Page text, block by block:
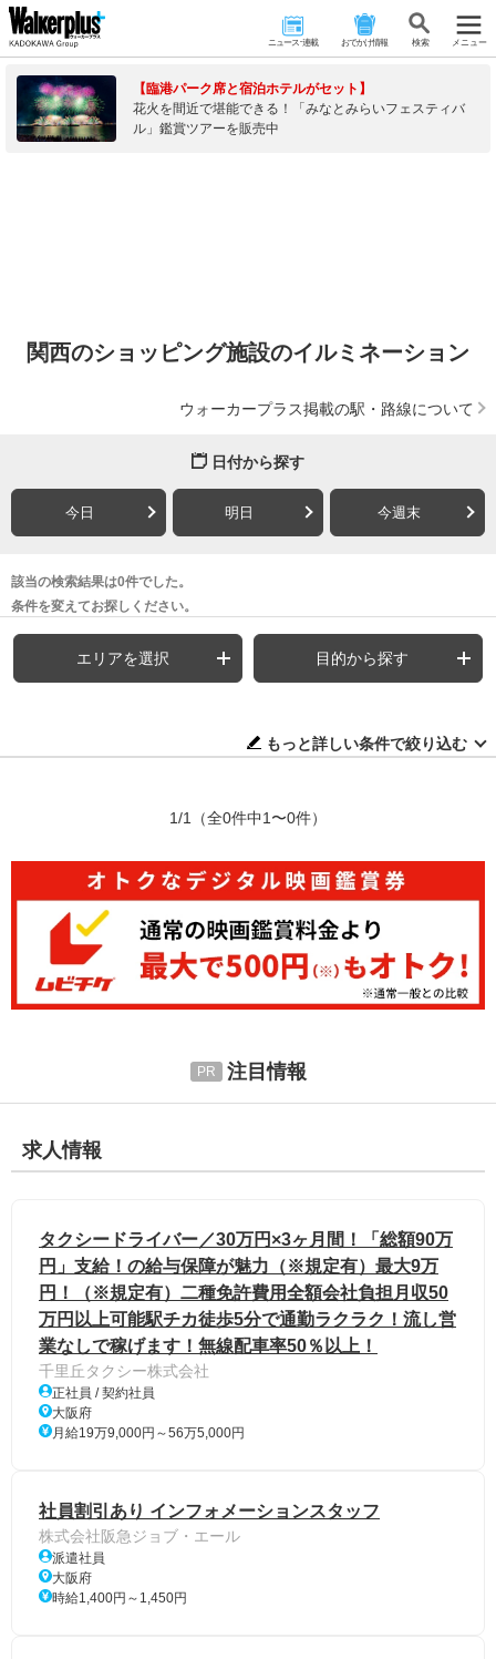
ニュース･連載 おでかけ情報 検 索 メニュー
【臨港パーク席と宿泊ホテルがセット】
花火を間近で堪能できる！「みなとみらいフェスティバ
ル」鑑賞ツアーを販売中
関西のショッピング施設のイルミネーション
ウォーカープラス掲載の駅・路線について
日付から探す
今日 明日 今週末
該当の検索結果は0件でした。
条件を変えてお探しください。
エリアを選択 目的から探す
もっと詳しい条件で絞り込む
1/1 （全0件中1〜0件）
注目情報
求人情報
タクシードライバー／30万円×3ヶ月間！「総額90万
円」支給！の給与保障が魅力（※規定有）最大9万
円！（※規定有）二種免許費用全額会社負担月収50
万円以上可能駅チカ徒歩5分で通勤ラクラク！流し営
業なしで稼げます！無線配車率50％以上！
千里丘タクシー株式会社
正社員 / 契約社員
大阪府
月給19万9,000円～56万5,000円
社員割引あり インフォメーションスタッフ
株式会社阪急ジョブ・エール
派遣社員
大阪府
時給1,400円～1,450円